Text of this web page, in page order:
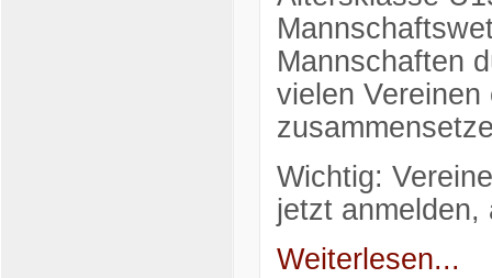
Mannschaften
vielen
Wichtig:
jetzt
Weiterlesen...